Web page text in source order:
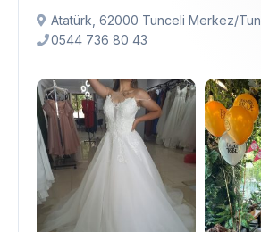
Atatürk, 62000 Tunceli Merkez/
0544 736 80 43